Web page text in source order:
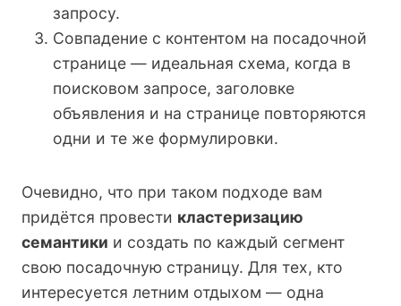
запросу.
Совпадение с контентом на посадочной
странице — идеальная схема, когда в
поисковом запросе, заголовке
объявления и на странице повторяются
одни и те же формулировки.
Очевидно, что при таком подходе вам
придётся провести кластеризацию
семантики и создать по каждый сегмент
свою посадочную страницу. Для тех, кто
интересуется летним отдыхом — одна